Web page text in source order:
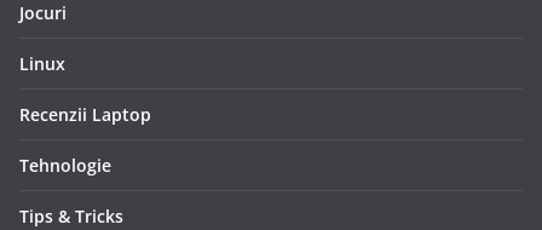
Jocuri
Linux
Recenzii Laptop
Tehnologie
Tips & Tricks